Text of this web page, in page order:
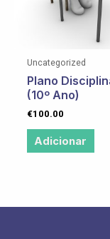
Uncategorized
Plano
(10º Ano)
€100.00
Adicionar